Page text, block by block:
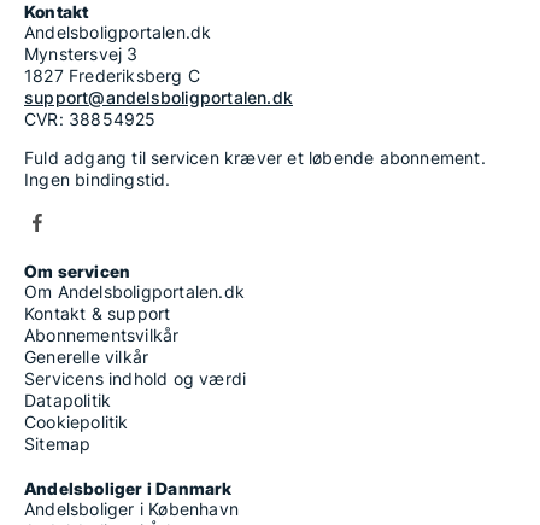
Kontakt
Andelsboligportalen.dk
Mynstersvej 3
1827 Frederiksberg C
support@andelsboligportalen.dk
CVR: 38854925
Fuld adgang til servicen kræver et løbende abonnement.
Ingen bindingstid.
Om servicen
Om Andelsboligportalen.dk
Kontakt & support
Abonnementsvilkår
Generelle vilkår
Servicens indhold og værdi
Datapolitik
Cookiepolitik
Sitemap
Andelsboliger i Danmark
Andelsboliger i København